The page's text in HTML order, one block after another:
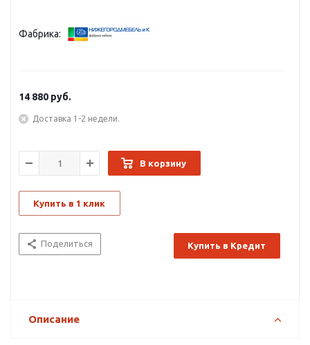
Фабрика:
14 880 руб.
Доставка 1-2 недели.
В корзину
Купить в 1 клик
Поделиться Купить в Кредит
Описание